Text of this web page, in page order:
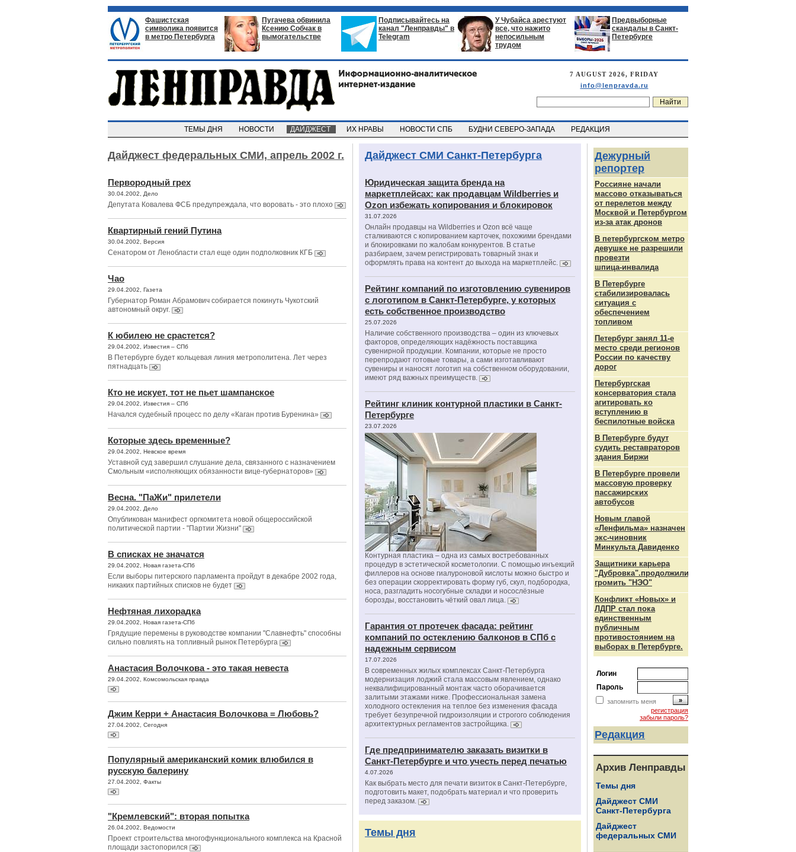
Фашистская
символика появится
в метро Петербурга
Пугачева обвинила
Ксению Собчак в
вымогательстве
Подписывайтесь на
канал "Ленправды" в
Telegram
У Чубайса арестуют
все, что нажито
непосильным
трудом
Предвыборные
скандалы в Санкт-
Петербурге
7 AUGUST 2026, FRIDAY
info@lenpravda.ru
ТЕМЫ ДНЯ НОВОСТИ ДАЙДЖЕСТ ИХ НРАВЫ НОВОСТИ СПБ БУДНИ СЕВЕРО-ЗАПАДА РЕДАКЦИЯ
Дайджест федеральных СМИ, апрель 2002 г.
Первородный грех
30.04.2002, Дело
Депутата Ковалева ФСБ предупреждала, что воровать - это плохо
Квартирный гений Путина
30.04.2002, Версия
Сенатором от Ленобласти стал еще один подполковник КГБ
Чао
29.04.2002, Газета
Губернатор Роман Абрамович собирается покинуть Чукотский
автономный округ.
К юбилею не срастется?
29.04.2002, Известия – СПб
В Петербурге будет кольцевая линия метрополитена. Лет через
пятнадцать
Кто не искует, тот не пьет шампанское
29.04.2002, Известия – СПб
Начался судебный процесс по делу «Каган против Буренина»
Которые здесь временные?
29.04.2002, Невское время
Уставной суд завершил слушание дела, связанного с назначением
Смольным «исполняющих обязанности вице-губернаторов»
Весна. "ПаЖи" прилетели
29.04.2002, Дело
Опубликован манифест оргкомитета новой общероссийской
политической партии - "Партии Жизни"
В списках не значатся
29.04.2002, Новая газета-СПб
Если выборы питерского парламента пройдут в декабре 2002 года,
никаких партийных списков не будет
Нефтяная лихорадка
29.04.2002, Новая газета-СПб
Грядущие перемены в руководстве компании "Славнефть" способны
сильно повлиять на топливный рынок Петербурга
Анастасия Волочкова - это такая невеста
29.04.2002, Комсомольская правда
Джим Керри + Анастасия Волочкова = Любовь?
27.04.2002, Сегодня
Популярный американский комик влюбился в
русскую балерину
27.04.2002, Факты
"Кремлевский": вторая попытка
26.04.2002, Ведомости
Проект строительства многофункционального комплекса на Красной
площади застопорился
Дайджест СМИ Санкт-Петербурга
Юридическая защита бренда на
маркетплейсах: как продавцам Wildberries и
Ozon избежать копирования и блокировок
31.07.2026
Онлайн продавцы на Wildberries и Ozon всё чаще
сталкиваются с копированием карточек, похожими брендами
и блокировками по жалобам конкурентов. В статье
разбираем, зачем регистрировать товарный знак и
оформлять права на контент до выхода на маркетплейс.
Рейтинг компаний по изготовлению сувениров
с логотипом в Санкт-Петербурге, у которых
есть собственное производство
25.07.2026
Наличие собственного производства – один из ключевых
факторов, определяющих надёжность поставщика
сувенирной продукции. Компании, которые не просто
перепродают готовые товары, а сами изготавливают
сувениры и наносят логотип на собственном оборудовании,
имеют ряд важных преимуществ.
Рейтинг клиник контурной пластики в Санкт-
Петербурге
23.07.2026
Контурная пластика – одна из самых востребованных
процедур в эстетической косметологии. С помощью инъекций
филлеров на основе гиалуроновой кислоты можно быстро и
без операции скорректировать форму губ, скул, подбородка,
носа, разгладить носогубные складки и носослёзные
борозды, восстановить чёткий овал лица.
Гарантия от протечек фасада: рейтинг
компаний по остеклению балконов в СПб с
надежным сервисом
17.07.2026
В современных жилых комплексах Санкт-Петербурга
модернизация лоджий стала массовым явлением, однако
неквалифицированный монтаж часто оборачивается
залитыми этажами ниже. Профессиональная замена
холодного остекления на теплое без изменения фасада
требует безупречной гидроизоляции и строгого соблюдения
архитектурных регламентов застройщика.
Где предпринимателю заказать визитки в
Санкт-Петербурге и что учесть перед печатью
4.07.2026
Как выбрать место для печати визиток в Санкт-Петербурге,
подготовить макет, подобрать материал и что проверить
перед заказом.
Темы дня
Дежурный
репортер
Россияне начали
массово отказываться
от перелетов между
Москвой и Петербургом
из-за атак дронов
В петербургском метро
девушке не разрешили
провезти
шпица‑инвалида
В Петербурге
стабилизировалась
ситуация с
обеспечением
топливом
Петербург занял 11-е
место среди регионов
России по качеству
дорог
Петербургская
консерватория стала
агитировать ко
вступлению в
беспилотные войска
В Петербурге будут
судить реставраторов
здания Биржи
В Петербурге провели
массовую проверку
пассажирских
автобусов
Новым главой
«Ленфильма» назначен
экс-чиновник
Минкульта Давиденко
Защитники карьера
"Дубровка".продолжили
громить "НЭО"
Конфликт «Новых» и
ЛДПР стал пока
единственным
публичным
противостоянием на
выборах в Петербурге.
Логин
Пароль
запомнить меня
регистрация
забыли пароль?
Редакция
Архив Ленправды
Темы дня
Дайджест СМИ
Санкт-Петербурга
Дайджест
федеральных СМИ